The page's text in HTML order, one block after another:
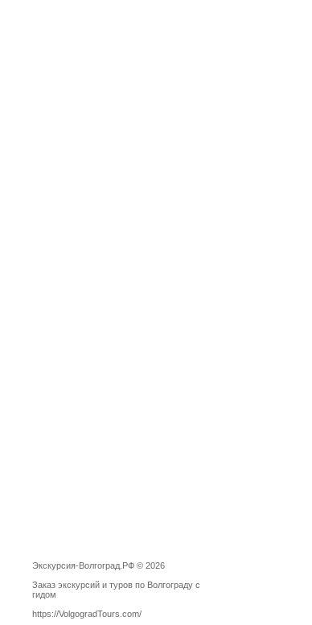
Экскурсия-Волгоград.РФ © 2026
Заказ экскурсий и туров по Волгограду с
гидом
https://VolgogradTours.com/